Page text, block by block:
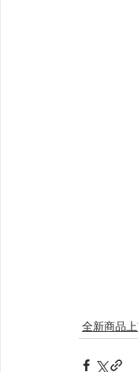
全新商品